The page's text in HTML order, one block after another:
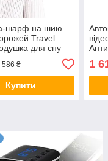
шарф на шию
Travel
для сну
586 ₴
Купити
1